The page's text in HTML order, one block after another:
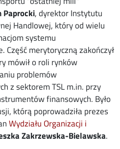
Paprocki, dyrektor Instytutu
Handlowej, który od wielu
systemu
Część merytoryczną zakończył
mówił o roli rynków
problemów
z sektorem TSL m.in. przy
finansowych. Było
którą poprowadziła prezes
Wydziału Organizacji i
Zakrzewska-Bielawska.